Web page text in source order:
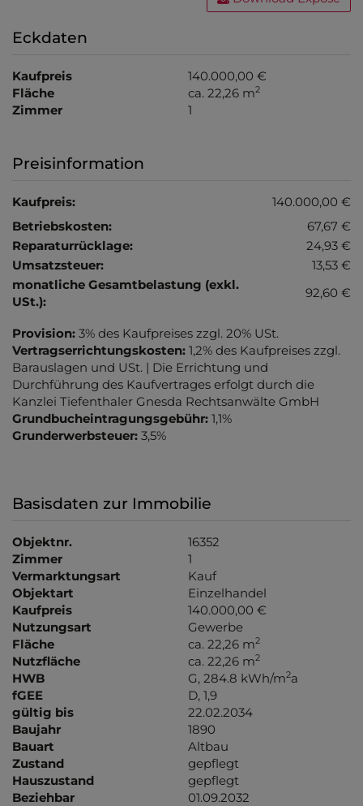
Eckdaten
Kaufpreis
140.000,00 €
Fläche
ca. 22,26 m2
Zimmer 1
Preisinformation
Kaufpreis:
140.000,00 €
Betriebskosten:
67,67 €
Reparaturrücklage:
24,93 €
Umsatzsteuer:
13,53 €
monatliche Gesamtbelastung (exkl.
USt.):
92,60 €
Provision: 3% des Kaufpreises zzgl. 20% USt.
Vertragserrichtungskosten: 1,2% des Kaufpreises zzgl.
Barauslagen und USt. | Die Errichtung und
Durchführung des Kaufvertrages erfolgt durch die
Kanzlei Tiefenthaler Gnesda Rechtsanwälte GmbH
Grundbucheintragungsgebühr: 1,1%
Grunderwerbsteuer: 3,5%
Basisdaten zur Immobilie
Objektnr.
16352
Zimmer
1
Vermarktungsart
Kauf
Objektart
Einzelhandel
Kaufpreis
140.000,00 €
Nutzungsart
Gewerbe
Fläche
ca. 22,26 m2
Nutzfläche ca. 22,26 m2
HWB G, 284.8 kWh/m2a
fGEE
D, 1,9
gültig bis
22.02.2034
Baujahr
1890
Bauart
Altbau
Zustand
gepflegt
Hauszustand
gepflegt
Beziehbar
01.09.2032